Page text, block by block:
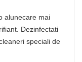
alunecare mai
Dezinfectati
speciali de